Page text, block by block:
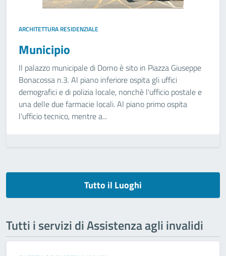
ARCHITETTURA RESIDENZIALE
Municipio
Il palazzo municipale di Dorno è sito in Piazza Giuseppe
Bonacossa n.3. Al piano inferiore ospita gli uffici
demografici e di polizia locale, nonchè l'ufficio postale e
una delle due farmacie locali. Al piano primo ospita
l'ufficio tecnico, mentre a...
Tutto il Luoghi
Tutti i servizi di Assistenza agli invalidi